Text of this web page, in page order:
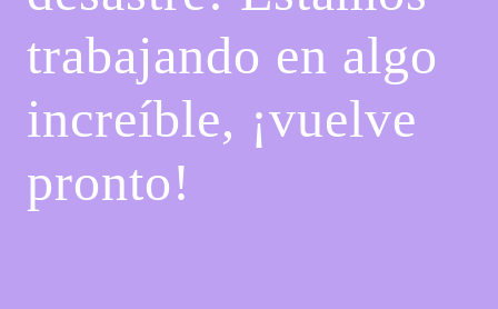
trabajando en algo
increíble, ¡vuelve
pronto!